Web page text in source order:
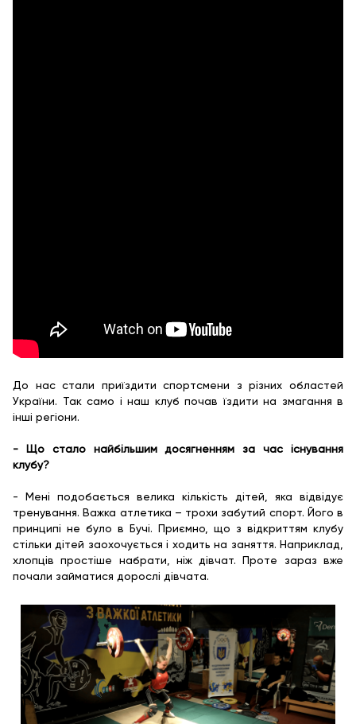
До нас стали приїздити спортсмени з різних областей
України. Так само і наш клуб почав їздити на змагання в
інші регіони.
- Що стало найбільшим досягненням за час існування
клубу?
- Мені подобається велика кількість дітей, яка відвідує
тренування. Важка атлетика – трохи забутий спорт. Його в
принципі не було в Бучі. Приємно, що з відкриттям клубу
стільки дітей заохочується і ходить на заняття. Наприклад,
хлопців простіше набрати, ніж дівчат. Проте зараз вже
почали займатися дорослі дівчата.